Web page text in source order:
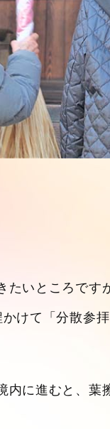
たいところです
けて「分散参拝
内に進むと、葉